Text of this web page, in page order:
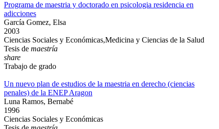
Programa de maestria y doctorado en psicologia residencia en
adicciones
García Gomez, Elsa
2003
Ciencias Sociales y Económicas,Medicina y Ciencias de la Salud
Tesis de maestría
share
Trabajo de grado
Un nuevo plan de estudios de la maestria en derecho (ciencias
penales) de la ENEP Aragon
Luna Ramos, Bernabé
1996
Ciencias Sociales y Económicas